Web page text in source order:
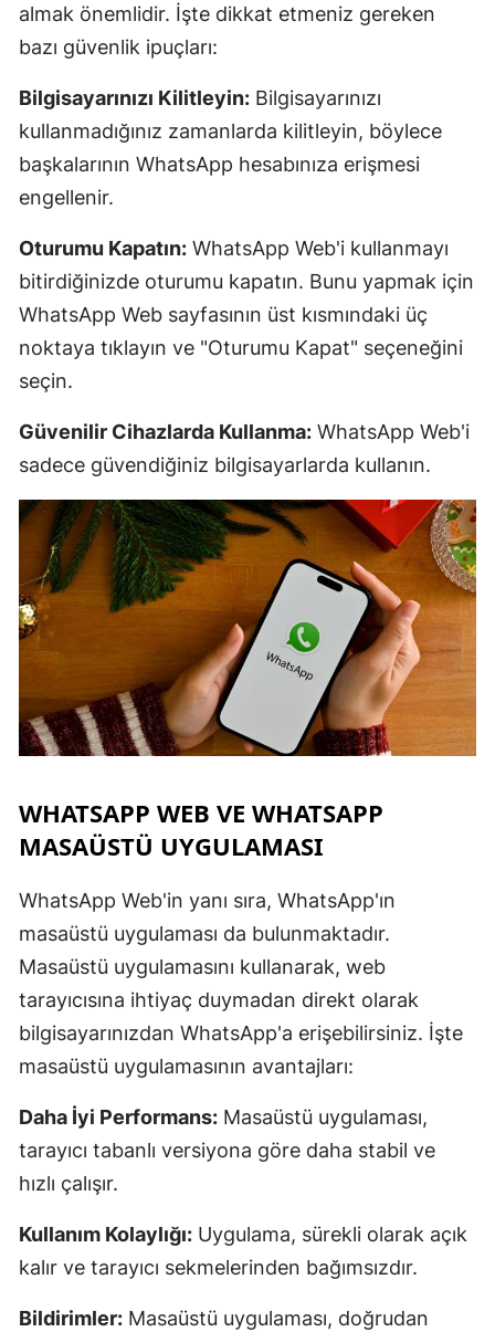
almak önemlidir. İşte dikkat etmeniz gereken
bazı güvenlik ipuçları:
Bilgisayarınızı Kilitleyin: Bilgisayarınızı
kullanmadığınız zamanlarda kilitleyin, böylece
başkalarının WhatsApp hesabınıza erişmesi
engellenir.
Oturumu Kapatın: WhatsApp Web'i kullanmayı
bitirdiğinizde oturumu kapatın. Bunu yapmak için
WhatsApp Web sayfasının üst kısmındaki üç
noktaya tıklayın ve "Oturumu Kapat" seçeneğini
seçin.
Güvenilir Cihazlarda Kullanma: WhatsApp Web'i
sadece güvendiğiniz bilgisayarlarda kullanın.
WHATSAPP WEB VE WHATSAPP
MASAÜSTÜ UYGULAMASI
WhatsApp Web'in yanı sıra, WhatsApp'ın
masaüstü uygulaması da bulunmaktadır.
Masaüstü uygulamasını kullanarak, web
tarayıcısına ihtiyaç duymadan direkt olarak
bilgisayarınızdan WhatsApp'a erişebilirsiniz. İşte
masaüstü uygulamasının avantajları:
Daha İyi Performans: Masaüstü uygulaması,
tarayıcı tabanlı versiyona göre daha stabil ve
hızlı çalışır.
Kullanım Kolaylığı: Uygulama, sürekli olarak açık
kalır ve tarayıcı sekmelerinden bağımsızdır.
Bildirimler: Masaüstü uygulaması, doğrudan